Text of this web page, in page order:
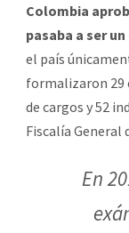
Colombia
pasaba a ser
el país
formalizaron 29
de cargos y 52
Fiscalía General
En